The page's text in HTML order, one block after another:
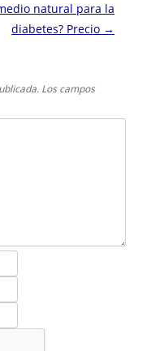
natural para la
diabetes? Precio →
Los campos